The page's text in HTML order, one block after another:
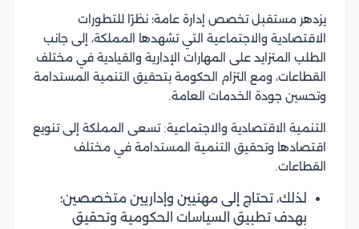
يزدهر مستقبل تخصص إدارة عامة؛ نظرًا للتطورات
الاقتصادية والاجتماعية التي تشهدها المملكة، إلى جانب
الطلب المتزايد على المهارات الإدارية والقيادية في مختلف
القطاعات، ومع التزام الحكومة بتحقيق التنمية المستدامة
وتحسين جودة الخدمات العامة.
التنمية الاقتصادية والاجتماعية: تسعى المملكة إلى تنويع
اقتصادها وتحقيق التنمية المستدامة في مختلف
القطاعات.
لذلك، تحتاج إلى مهنيين وإداريين متخصصين؛
بهدف تطبيق السياسات الحكومية وتحقيق